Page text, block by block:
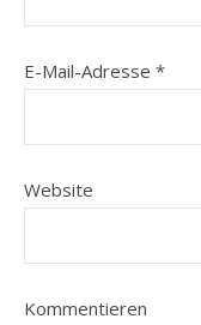
E-Mail-Adresse *
Website
Kommentieren